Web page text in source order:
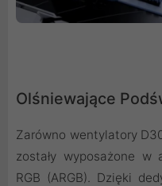
Olśniewające
Zarówno wentylatory
zostały wyposażone w
RGB (ARGB). Dzięki